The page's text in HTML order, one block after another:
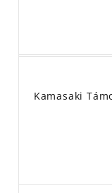
Kamasaki